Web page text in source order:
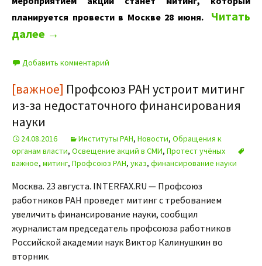
планируется провести в Москве 28 июня. Читать
далее →
Добавить комментарий
[важное] Профсоюз РАН устроит митинг
из-за недостаточного финансирования
науки
24.08.2016 Институты РАН, Новости, Обращения к
органам власти, Освещение акций в СМИ, Протест учёных
важное, митинг, Профсоюз РАН, указ, финансирование науки
Москва. 23 августа. INTERFAX.RU — Профсоюз
работников РАН проведет митинг с требованием
увеличить финансирование науки, сообщил
журналистам председатель профсоюза работников
Российской академии наук Виктор Калинушкин во
вторник.